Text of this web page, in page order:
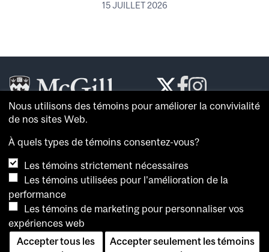
15 JUILLET 2026
Le McGill Reporter
Avis sur les témoins
Pour consulter plus de nouvelles et de vidéos, et
connaître l’opinion de spécialistes, visitez lasalle de
presse de McGill
archives duMcGill Reporter.
Nous utilisons des témoins pour améliorer la convivialité
de nos sites Web.
À quels types de témoins consentez-vous?
Les témoins strictement nécessaires
Les témoins utilisées pour l'amélioration de la
performance
Les témoins de marketing pour personnaliser vos
expériences web
Accepter tous les
Accepter seulement les témoins